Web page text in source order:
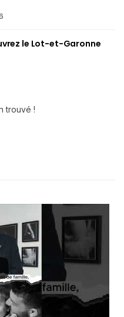
le Lot-et-Garonne
trouvé !